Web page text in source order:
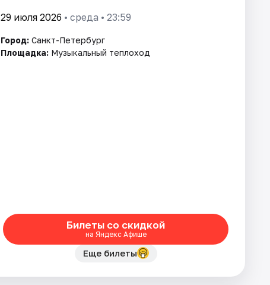
29 июля 2026 • среда • 23:59
Город: Санкт-Петербург
Площадка: Музыкальный теплоход
Билеты со скидкой
на Яндекс Афише
Еще билеты